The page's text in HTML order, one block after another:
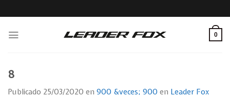
to
0
8
Publicado 25/03/2020 en 900 &veces; 900 en Leader Fox